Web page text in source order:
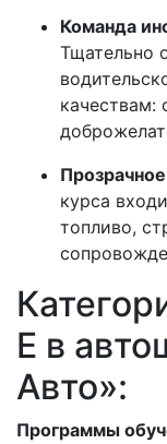
Команда
Тщательно
качествам:
курса
топливо,
E в
Авто»:
Программы